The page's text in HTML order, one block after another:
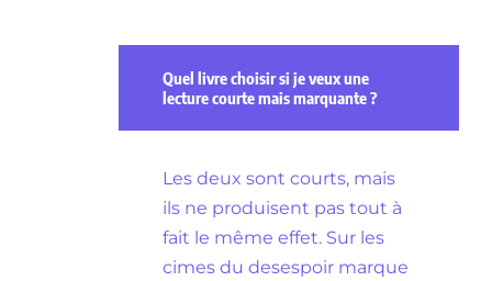
Quel livre choisir si je veux une
lecture courte mais marquante ?
Les deux sont courts, mais
ils ne produisent pas tout à
fait le même effet. Sur les
cimes du desespoir marque